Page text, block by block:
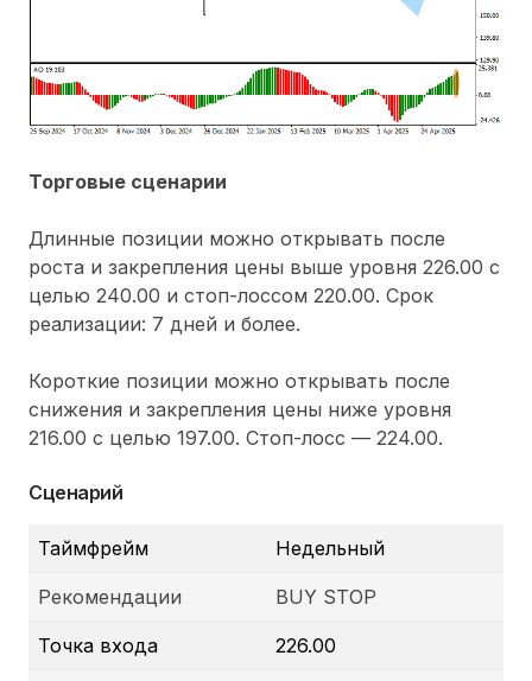
Торговые сценарии
Длинные позиции можно открывать после
роста и закрепления цены выше уровня 226.00 с
целью 240.00 и стоп-лоссом 220.00. Срок
реализации: 7 дней и более.
Короткие позиции можно открывать после
снижения и закрепления цены ниже уровня
216.00 с целью 197.00. Стоп-лосс — 224.00.
Сценарий
Таймфрейм Недельный
Рекомендации BUY STOP
Точка входа 226.00